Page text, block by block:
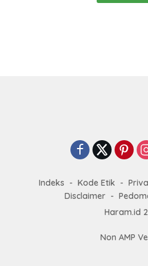
Indeks Kode Etik
Disclaimer
Haram.id
Non AMP